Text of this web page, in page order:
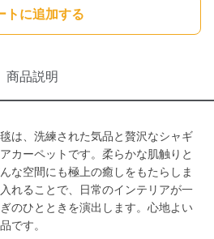
トに追加する
商品説明
は、洗練された気品と贅沢なシャギ
カーペットです。柔らかな肌触りと
な空間にも極上の癒しをもたらしま
れることで、日常のインテリアが一
のひとときを演出します。心地よい
です。